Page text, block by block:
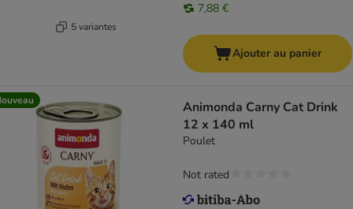
5 variantes
7,88 €
Ajouter au panier
Animonda Carny Cat Drink
12 x 140 ml
Poulet
Not rated